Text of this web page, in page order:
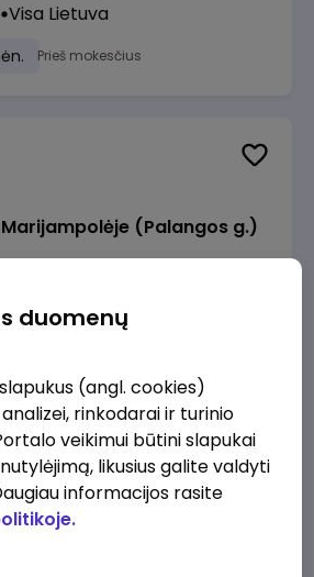
Visa Lietuva
Prieš mokesčius
(Palangos g.)
Prieš mokesčius
Project Manager (fixed
duomenų
(angl. cookies)
rinkodarai ir turinio
veikimui būtini slapukai
likusius galite valdyti
informacijos rasite